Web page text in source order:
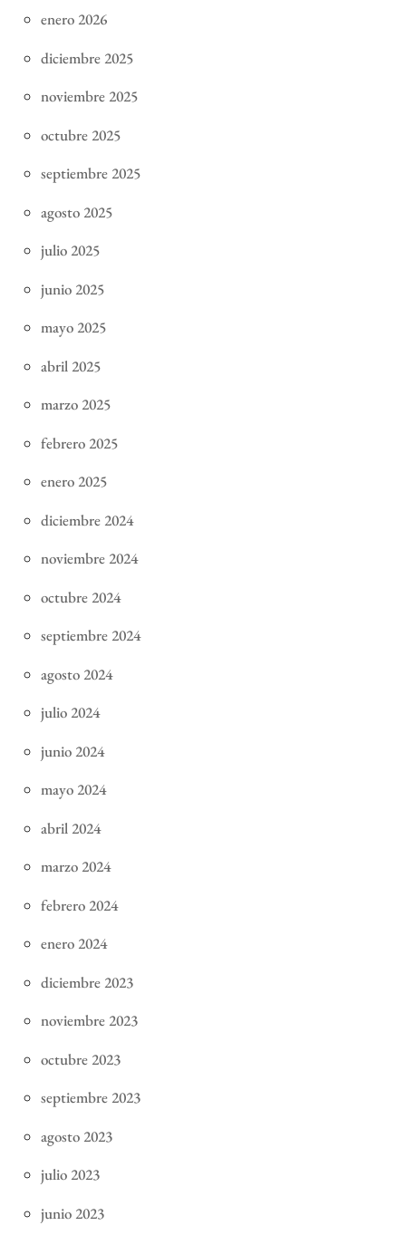
enero 2026
diciembre 2025
noviembre 2025
octubre 2025
septiembre 2025
agosto 2025
julio 2025
junio 2025
mayo 2025
abril 2025
marzo 2025
febrero 2025
enero 2025
diciembre 2024
noviembre 2024
octubre 2024
septiembre 2024
agosto 2024
julio 2024
junio 2024
mayo 2024
abril 2024
marzo 2024
febrero 2024
enero 2024
diciembre 2023
noviembre 2023
octubre 2023
septiembre 2023
agosto 2023
julio 2023
junio 2023